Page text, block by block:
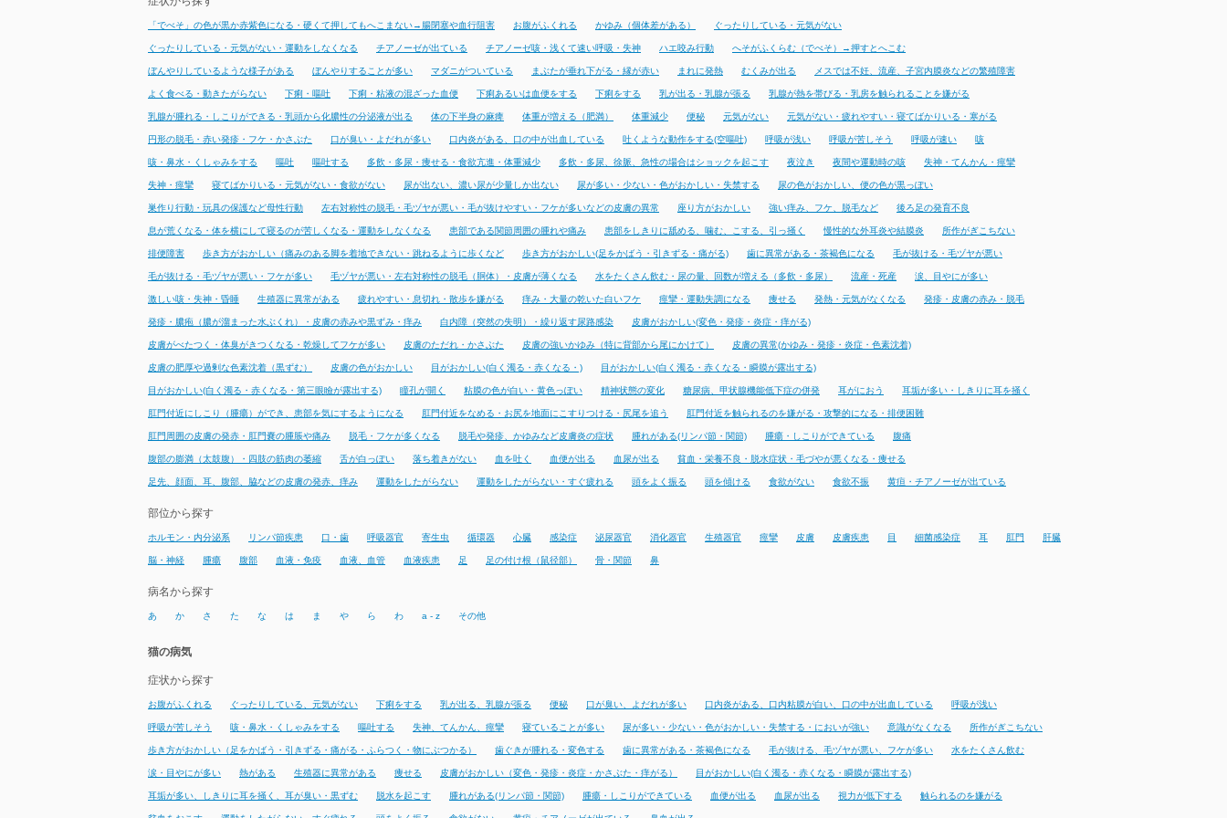
「でべそ」の色が黒か赤紫色になる・硬くて押してもへこまない→腸閉塞や血行阻害 お腹がふくれる かゆみ（個体差がある） ぐったりしている・元気がない
ぐったりしている・元気がない・運動をしなくなる チアノーゼが出ている チアノーゼ咳・浅くて速い呼吸・失神 ハエ咬み行動 へそがふくらむ（でべそ）→押すとへこむ
ぼんやりしているような様子がある ぼんやりすることが多い マダニがついている まぶたが垂れ下がる・縁が赤い まれに発熱 むくみが出る メスでは不妊、流産、子宮内膜炎などの繁殖障害
よく食べる・動きたがらない 下痢・嘔吐 下痢・粘液の混ざった血便 下痢あるいは血便をする 下痢をする 乳が出る・乳腺が張る 乳腺が熱を帯びる・乳房を触られることを嫌がる
乳腺が腫れる・しこりができる・乳頭から化膿性の分泌液が出る 体の下半身の麻痺 体重が増える（肥満） 体重減少 便秘 元気がない 元気がない・疲れやすい・寝てばかりいる・寒がる
円形の脱毛・赤い発疹・フケ・かさぶた 口が臭い・よだれが多い 口内炎がある、口の中が出血している 吐くような動作をする(空嘔吐) 呼吸が浅い 呼吸が苦しそう 呼吸が速い 咳
咳・鼻水・くしゃみをする 嘔吐 嘔吐する 多飲・多尿・痩せる・食欲亢進・体重減少 多飲・多尿、徐脈、急性の場合はショックを起こす 夜泣き 夜間や運動時の咳 失神・てんかん・痙攣
失神・痙攣 寝てばかりいる・元気がない・食欲がない 尿が出ない、濃い尿が少量しか出ない 尿が多い・少ない・色がおかしい・失禁する 尿の色がおかしい、便の色が黒っぽい
巣作り行動・玩具の保護など母性行動 左右対称性の脱毛・毛ヅヤが悪い・毛が抜けやすい・フケが多いなどの皮膚の異常 座り方がおかしい 強い痒み、フケ、脱毛など 後ろ足の発育不良
息が荒くなる・体を横にして寝るのが苦しくなる・運動をしなくなる 患部である関節周囲の腫れや痛み 患部をしきりに舐める、噛む、こする、引っ掻く 慢性的な外耳炎や結膜炎 所作がぎこちない
排便障害 歩き方がおかしい（痛みのある脚を着地できない・跳ねるように歩くなど 歩き方がおかしい(足をかばう・引きずる・痛がる) 歯に異常がある・茶褐色になる 毛が抜ける・毛ヅヤが悪い
毛が抜ける・毛ヅヤが悪い・フケが多い 毛ヅヤが悪い・左右対称性の脱毛（胴体）・皮膚が薄くなる 水をたくさん飲む・尿の量、回数が増える（多飲・多尿） 流産・死産 涙、目やにが多い
激しい咳・失神・昏睡 生殖器に異常がある 疲れやすい・息切れ・散歩を嫌がる 痒み・大量の乾いた白いフケ 痙攣・運動失調になる 痩せる 発熱・元気がなくなる 発疹・皮膚の赤み・脱毛
発疹・膿疱（膿が溜まった水ぶくれ）・皮膚の赤みや黒ずみ・痒み 白内障（突然の失明）・繰り返す尿路感染 皮膚がおかしい(変色・発疹・炎症・痒がる)
皮膚がべたつく・体臭がきつくなる・乾燥してフケが多い 皮膚のただれ・かさぶた 皮膚の強いかゆみ（特に背部から尾にかけて） 皮膚の異常(かゆみ・発疹・炎症・色素沈着)
皮膚の肥厚や過剰な色素沈着（黒ずむ） 皮膚の色がおかしい 目がおかしい(白く濁る・赤くなる・) 目がおかしい(白く濁る・赤くなる・瞬膜が露出する)
目がおかしい(白く濁る・赤くなる・第三眼瞼が露出する) 瞳孔が開く 粘膜の色が白い・黄色っぽい 精神状態の変化 糖尿病、甲状腺機能低下症の併発 耳がにおう 耳垢が多い・しきりに耳を掻く
肛門付近にしこり（腫瘍）ができ、患部を気にするようになる 肛門付近をなめる・お尻を地面にこすりつける・尻尾を追う 肛門付近を触られるのを嫌がる・攻撃的になる・排便困難
肛門周囲の皮膚の発赤・肛門嚢の腫脹や痛み 脱毛・フケが多くなる 脱毛や発疹、かゆみなど皮膚炎の症状 腫れがある(リンパ節・関節) 腫瘍・しこりができている 腹痛
腹部の膨満（太鼓腹）・四肢の筋肉の萎縮 舌が白っぽい 落ち着きがない 血を吐く 血便が出る 血尿が出る 貧血・栄養不良・脱水症状・毛づやが悪くなる・痩せる
足先、顔面、耳、腹部、脇などの皮膚の発赤、痒み 運動をしたがらない 運動をしたがらない・すぐ疲れる 頭をよく振る 頭を傾ける 食欲がない 食欲不振 黄疸・チアノーゼが出ている
部位から探す
ホルモン・内分泌系 リンパ節疾患 口・歯 呼吸器官 寄生虫 循環器 心臓 感染症 泌尿器官 消化器官 生殖器官 痙攣 皮膚 皮膚疾患 目 細菌感染症 耳 肛門 肝臓
脳・神経 腫瘍 腹部 血液・免疫 血液、血管 血液疾患 足 足の付け根（鼠径部） 骨・関節 鼻
病名から探す
あ か さ た な は ま や ら わ a - z その他
猫の病気
症状から探す
お腹がふくれる ぐったりしている、元気がない 下痢をする 乳が出る、乳腺が張る 便秘 口が臭い、よだれが多い 口内炎がある、口内粘膜が白い、口の中が出血している 呼吸が浅い
呼吸が苦しそう 咳・鼻水・くしゃみをする 嘔吐する 失神、てんかん、痙攣 寝ていることが多い 尿が多い・少ない・色がおかしい・失禁する・においが強い 意識がなくなる 所作がぎこちない
歩き方がおかしい（足をかばう・引きずる・痛がる・ふらつく・物にぶつかる） 歯ぐきが腫れる・変色する 歯に異常がある・茶褐色になる 毛が抜ける、毛ヅヤが悪い、フケが多い 水をたくさん飲む
涙・目やにが多い 熱がある 生殖器に異常がある 痩せる 皮膚がおかしい（変色・発疹・炎症・かさぶた・痒がる） 目がおかしい(白く濁る・赤くなる・瞬膜が露出する)
耳垢が多い、しきりに耳を掻く、耳が臭い・黒ずむ 脱水を起こす 腫れがある(リンパ節・関節) 腫瘍・しこりができている 血便が出る 血尿が出る 視力が低下する 触られるのを嫌がる